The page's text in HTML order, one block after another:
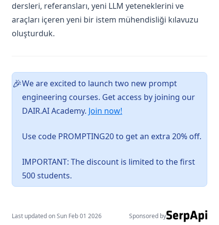
thoughtsculpt
Notlar
Veri Kümeleri
Ek Okumalar
Services
agents
dersleri, referansları, yeni LLM yeteneklerini ve
araçları içeren yeni bir istem mühendisliği kılavuzu
oluşturduk.
🎉We are excited to launch two new prompt
engineering courses. Get access by joining our
DAIR.AI Academy. Join now!
Use code PROMPTING20 to get an extra 20% off.
IMPORTANT: The discount is limited to the first
500 students.
Last updated onSun Feb 01 2026 Sponsored by